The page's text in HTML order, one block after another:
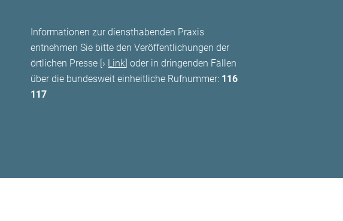
Informationen zur diensthabenden Praxis
entnehmen Sie bitte den Veröffentlichungen der
örtlichen Presse [ Link] oder in dringenden Fällen
über die bundesweit einheitliche Rufnummer: 116
117